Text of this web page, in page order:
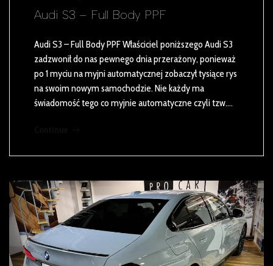
Audi S3 – Full Body PPF
Audi S3 – Full Body PPF Właściciel poniższego Audi S3
zadzwonił do nas pewnego dnia przerażony, ponieważ
po 1 myciu na myjni automatycznej zobaczył tysiące rys
na swoim nowym samochodzie. Nie każdy ma
świadomość tego co myjnie automatyczne czyli tzw.…